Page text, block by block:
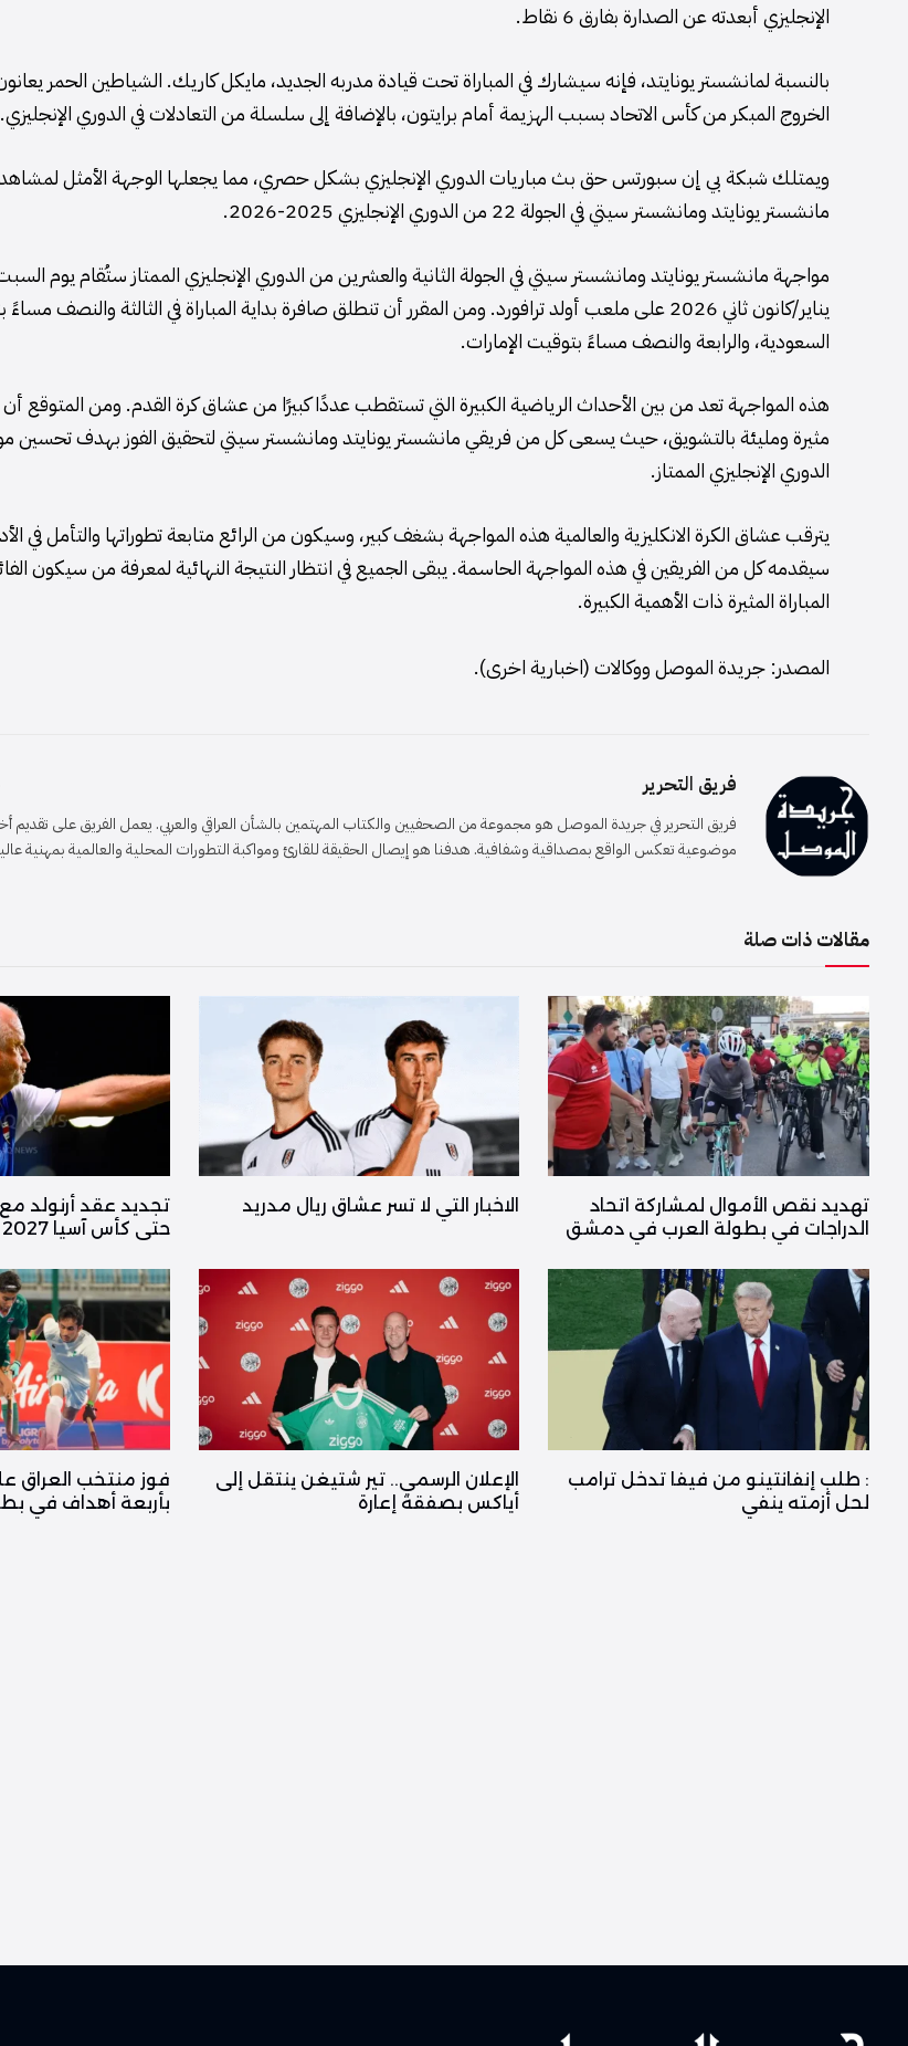
الإنجليزي أبعدته عن الصدارة بفارق 6 نقاط.
بالنسبة لمانشستر يونايتد، فإنه سيشارك في المباراة تحت قيادة مدربه الجديد، مايكل كاريك. الشياطين الحمر
الخروج المبكر من كأس الاتحاد بسبب الهزيمة أمام برايتون، بالإضافة إلى سلسلة من التعادلات في الدوري الإنجليزي.
ويمتلك شبكة بي إن سبورتس حق بث مباريات الدوري الإنجليزي بشكل حصري، مما يجعلها الوجهة الأمثل
مانشستر يونايتد ومانشستر سيتي في الجولة 22 من الدوري الإنجليزي 2025-2026.
يناير/كانون ثاني 2026 على ملعب أولد ترافورد. ومن المقرر أن تنطلق صافرة بداية المباراة في الثالثة والنصف
السعودية، والرابعة والنصف مساءً بتوقيت الإمارات.
هذه المواجهة تعد من بين الأحداث الرياضية الكبيرة التي تستقطب عددًا كبيرًا من عشاق كرة القدم. ومن المتوقع أن
مثيرة ومليئة بالتشويق، حيث يسعى كل من فريقي مانشستر يونايتد ومانشستر سيتي لتحقيق الفوز بهدف تحسين
الدوري الإنجليزي الممتاز.
يترقب عشاق الكرة الانكليزية والعالمية هذه المواجهة بشغف كبير، وسيكون من الرائع متابعة تطوراتها والتأمل في
سيقدمه كل من الفريقين في هذه المواجهة الحاسمة. يبقى الجميع في انتظار النتيجة النهائية لمعرفة من سيكون
المباراة المثيرة ذات الأهمية الكبيرة.
المصدر: جريدة الموصل ووكالات (اخبارية اخرى).
فريق التحرير
فريق التحرير في جريدة الموصل هو مجموعة من الصحفيين والكتاب المهتمين بالشأن العراقي والعربي. يعمل الفريق على تقديم
موضوعية تعكس الواقع بمصداقية وشفافية. هدفنا هو إيصال الحقيقة للقارئ ومواكبة التطورات المحلية والعالمية بمهنية
مقالات ذات صلة
تهديد نقص الأموال لمشاركة اتحاد
الدراجات في بطولة العرب في دمشق
الاخبار التي لا تسر عشاق ريال مدريد
تجديد عقد أرنولد
حتى كأس آسيا 2027 يصبح رسمياً
: طلب إنفانتينو من فيفا تدخل ترامب
لحل أزمته ينفي
الإعلان الرسمي.. تير شتيغن ينتقل إلى
أياكس بصفقة إعارة
فوز منتخب العراق
بأربعة أهداف في